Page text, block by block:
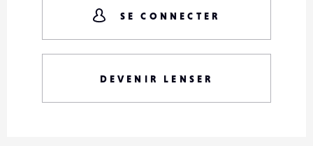
SE CONNECTER
DEVENIR LENSER